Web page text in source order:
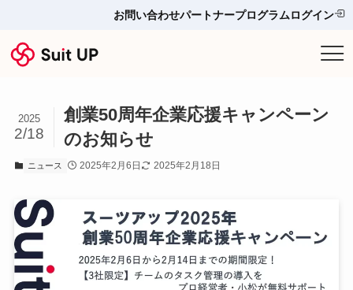
プランと料金
他ツールとの比較＆選び方
導入事例
お役立ち情報
お問い合わせパートナープログラムログイン
創業50周年企業応援キャンペーン
のお知らせ
2025
2/18
ニュース 2025年2月6日 2025年2月18日